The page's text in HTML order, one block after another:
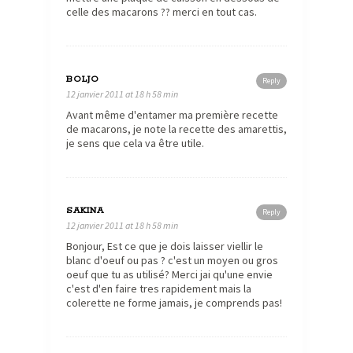
celle des macarons ?? merci en tout cas.
Reply
BOLJO
12 janvier 2011 at 18 h 58 min
Avant même d'entamer ma première recette
de macarons, je note la recette des amarettis,
je sens que cela va être utile.
Reply
SAKINA
12 janvier 2011 at 18 h 58 min
Bonjour, Est ce que je dois laisser viellir le
blanc d'oeuf ou pas ? c'est un moyen ou gros
oeuf que tu as utilisé? Merci jai qu'une envie
c'est d'en faire tres rapidement mais la
colerette ne forme jamais, je comprends pas!